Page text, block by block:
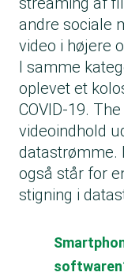
andre sociale
video i højere
I samme
oplevet et
COVID-19.
videoindhold
datastrømme.
også står for
stigning i